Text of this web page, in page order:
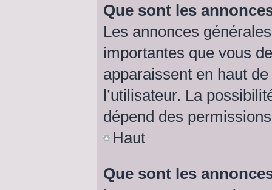
Que sont les
Les annonces
importantes que vous
apparaissent en haut
l’utilisateur. La
dépend des
Haut
Que sont les